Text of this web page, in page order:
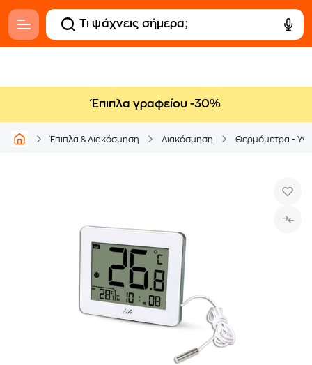
Έπιπλα γραφείου -30%
Έπιπλα & Διακόσμηση Διακόσμηση Θερμόμετρα -